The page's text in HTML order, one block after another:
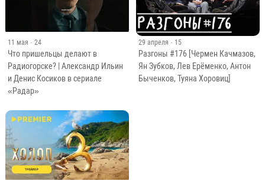
11 мая · 24
Что пришельцы делают в
Радиогорске? | Александр Ильин
и Денис Косиков в сериале
«Радар»
29 апреля · 15
Разгоны #176 [Чермен Качмазов,
Ян Зубков, Лев Ерёменко, Антон
Быченков, Туяна Хоровиц]